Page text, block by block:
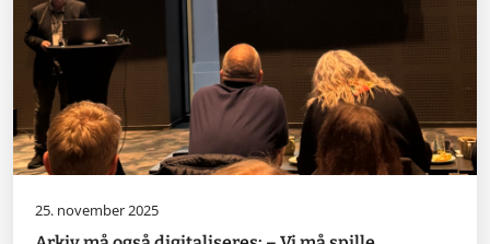
25. november 2025